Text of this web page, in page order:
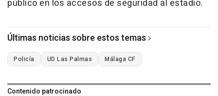
público en los accesos de seguridad al estadio.
Últimas noticias sobre estos temas
Policía UD Las Palmas Málaga CF
Contenido patrocinado